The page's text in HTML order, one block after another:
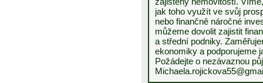
jak toho využít ve svůj
nebo finančně náročné
můžeme dovolit zajistit
a střední podniky.
ekonomiky a podporujeme
Požádejte o nezávaznou